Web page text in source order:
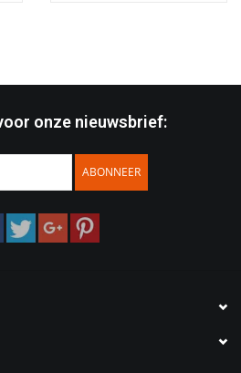
onze nieuwsbrief:
ABONNEER